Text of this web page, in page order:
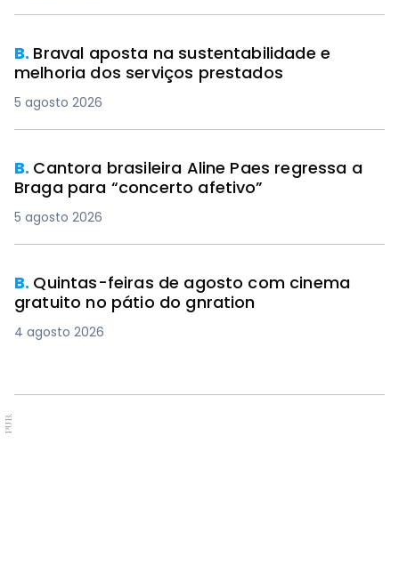
B. Braval aposta na sustentabilidade e
melhoria dos serviços prestados
5 agosto 2026
B. Cantora brasileira Aline Paes regressa a
Braga para “concerto afetivo”
5 agosto 2026
B. Quintas-feiras de agosto com cinema
gratuito no pátio do gnration
4 agosto 2026
PUB.